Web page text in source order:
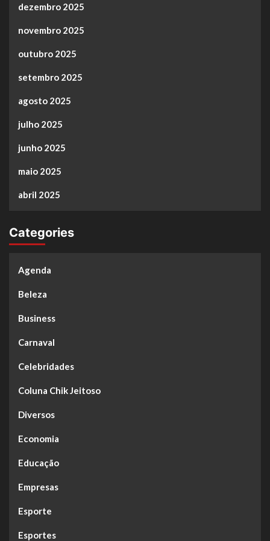
dezembro 2025
novembro 2025
outubro 2025
setembro 2025
agosto 2025
julho 2025
junho 2025
maio 2025
abril 2025
Categories
Agenda
Beleza
Business
Carnaval
Celebridades
Coluna Chik Jeitoso
Diversos
Economia
Educação
Empresas
Esporte
Esportes